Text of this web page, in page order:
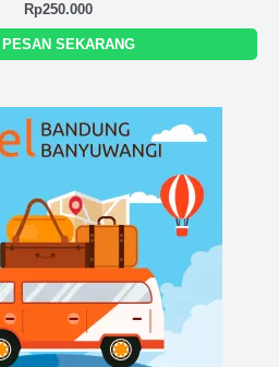
Rp250.000
PESAN SEKARANG